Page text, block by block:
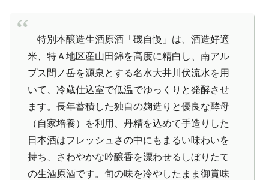
特別本醸造生酒原酒「磯自慢」は、酒造好適
米、特Ａ地区産山田錦を高度に精白し、南アル
プス間ノ岳を源泉とする名水大井川伏流水を用
いて、冷蔵仕込室で低温でゆっくりと発酵させ
ます。長年蓄積した独自の麹造りと優良な酵母
（自家培養）を利用、丹精を込めて手造りした
日本酒はフレッシュさの中にもまるい味わいを
持ち、さわやかな吟醸香を漂わせるしぼりたて
の生酒原酒です。旬の味を冷やしたまま御賞味